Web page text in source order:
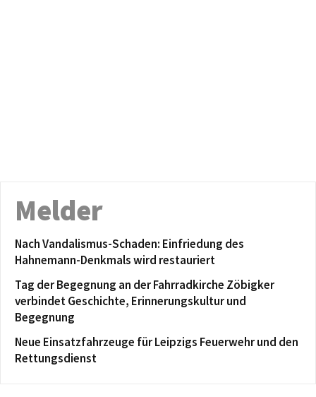
Melder
Nach Vandalismus-Schaden: Einfriedung des
Hahnemann-Denkmals wird restauriert
Tag der Begegnung an der Fahrradkirche Zöbigker
verbindet Geschichte, Erinnerungskultur und
Begegnung
Neue Einsatzfahrzeuge für Leipzigs Feuerwehr und den
Rettungsdienst